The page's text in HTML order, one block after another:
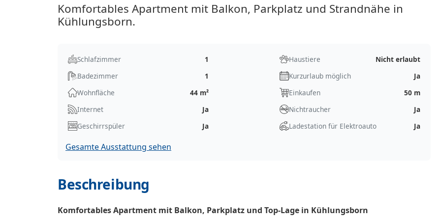
Komfortables Apartment mit Balkon, Parkplatz und Strandnähe in
Kühlungsborn.
Schlafzimmer
1
Badezimmer
1
Wohnfläche
44 m²
Haustiere
Nicht erlaubt
Kurzurlaub möglich
Ja
Einkaufen
50 m
Internet
Ja
Geschirrspüler
Ja
Nichtraucher
Ja
Ladestation für Elektroauto
Ja
Gesamte Ausstattung sehen
Beschreibung
Komfortables Apartment mit Balkon, Parkplatz und Top-Lage in Kühlungsborn